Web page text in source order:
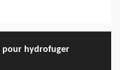
pour hydrofuger